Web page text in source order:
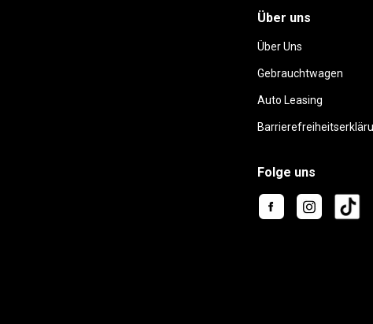
Über uns
Über Uns
Gebrauchtwagen
Auto Leasing
Folge uns